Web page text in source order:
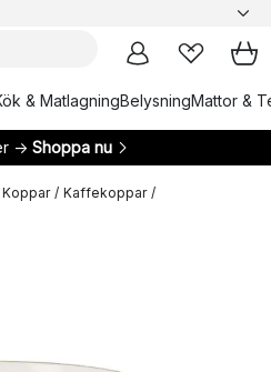
& MatlagningBelysningMattor &
→ Shoppa nu
/ Kaffekoppar /